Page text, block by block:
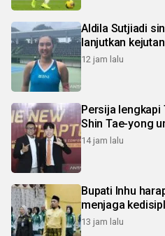
Aldila Sutjiadi
lanjutkan
12 jam lalu
Persija lengkapi
Shin Tae-yong
14 jam lalu
Bupati Inhu
menjaga
13 jam lalu